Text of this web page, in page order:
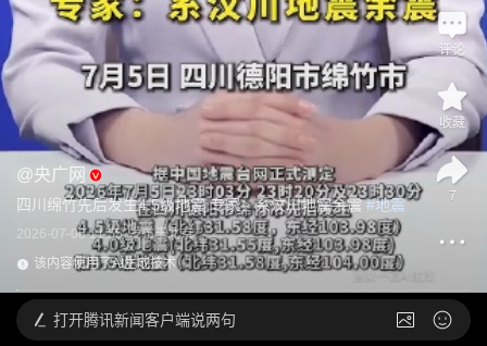
@央广网
四川绵竹先后发生4.5级地震 专家：系汶川地震余震 #地震
2026-07-06 11:55 发布于北京
该内容使用了AI生成技术
评论
收藏
7
打开腾讯新闻客户端说两句